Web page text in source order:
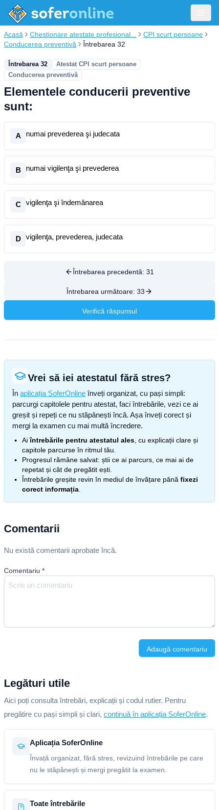
Acasă Chestionare atestate profesional...
CPI scurt persoane
Conducerea preventivă
Întrebarea 32
Întrebarea 32
Atestat CPI scurt persoane
Conducerea preventivă
Elementele conducerii preventive
sunt:
A numai prevederea şi judecata
B numai vigilenţa şi prevederea
C vigilenţa şi îndemânarea
D vigilenţa, prevederea, judecata
Întrebarea precedentă: 31
Întrebarea următoare: 33
Verifică răspunsul
Vrei să iei atestatul fără stres?
În aplicația SoferOnline înveți organizat, cu pași simpli:
parcurgi capitolele pentru atestat, faci întrebările, vezi ce ai
greșit și repeți ce nu stăpânești încă. Așa înveți corect și
mergi la examen cu mai multă încredere.
Aiîntrebările pentru atestatul ales , cu explicații clare și
capitole parcurse în ritmul tău.
Progresul rămâne salvat: știi ce ai parcurs, ce mai ai de
repetat și cât de pregătit ești.
Întrebările greșite revin în mediul de învățare până fixezi
corect informația
Comentarii
Nu există comentarii aprobate încă.
Comentariu *
Adaugă comentariu
Legături utile
Aici poți consulta întrebări, explicații și codul rutier. Pentru
pregătire cu pași simpli și clari, continuă în aplicația SoferOnline.
Aplicația SoferOnline
Învață organizat, fără stres, revizuind întrebările pe care
nu le stăpânești și mergi pregătit la examen.
Toate întrebările